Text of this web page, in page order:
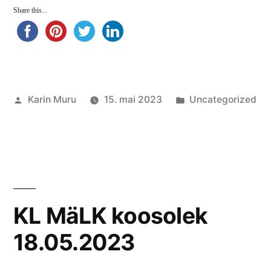
Share this...
Posted
Karin Muru 15. mai 2023
Posted
Uncategorized
KL MäLK koosolek
18.05.2023